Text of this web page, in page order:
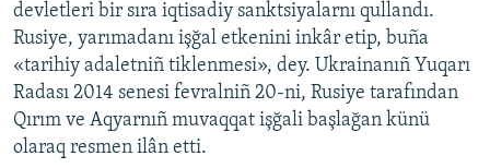
devletleri bir sıra iqtisadiy sanktsiyalarnı qullandı.
Rusiye, yarımadanı işğal etkenini inkâr etip, buña
«tarihiy adaletniñ tiklenmesi», dey. Ukrainanıñ Yuqarı
Radası 2014 senesi fevralniñ 20-ni, Rusiye tarafından
Qırım ve Aqyarnıñ muvaqqat işğali başlağan künü
olaraq resmen ilân etti.